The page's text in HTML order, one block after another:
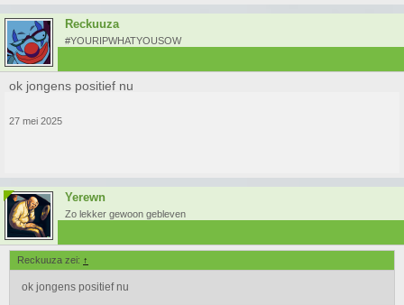
Reckuuza
#YOURIPWHATYOUSOW
ok jongens positief nu
27 mei 2025
Yerewn
Zo lekker gewoon gebleven
Reckuuza zei: ↑
ok jongens positief nu